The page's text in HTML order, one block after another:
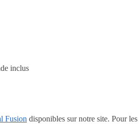
inclus
Fusion disponibles sur notre site. Pour